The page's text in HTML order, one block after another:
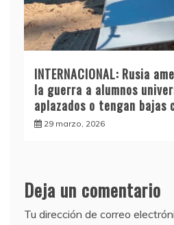
INTERNACIONAL: Rusia
la guerra a alumnos
aplazados o tengan
29 marzo, 2026
Deja un comentario
Tu dirección de correo